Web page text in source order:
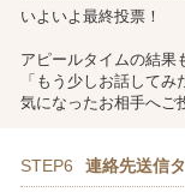
いよいよ最終投票！
アピールタイムの結果
「もう少しお話してみ
気になったお相手へご
STEP6 連絡先送信